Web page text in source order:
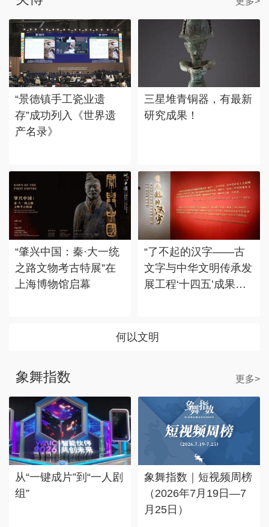
“景德镇手工瓷业遗
存”成功列入《世界遗
产名录》
三星堆青铜器，有最新
研究成果！
“肇兴中国：秦·大一统
之路文物考古特展”在
上海博物馆启幕
“了不起的汉字——古
文字与中华文明传承发
展工程‘十四五’成果
何以文明
象舞指数 更多>
从“一键成片”到“一人剧
组”
象舞指数｜短视频周榜
（2026年7月19日—7
月25日）